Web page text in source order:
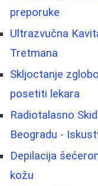
preporuke
Ultrazvučna
Tretmana
Skljoctanje
posetiti lekara
Radiotalasno
Beogradu -
Depilacija
kožu